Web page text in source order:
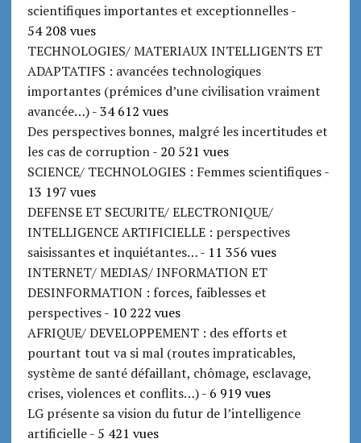
scientifiques importantes et exceptionnelles-
54 208 vues
TECHNOLOGIES/ MATERIAUX INTELLIGENTS ET
ADAPTATIFS : avancées technologiques
importantes (prémices d’une civilisation vraiment
avancée…)- 34 612 vues
Des perspectives bonnes, malgré les incertitudes et
les cas de corruption- 20 521 vues
SCIENCE/ TECHNOLOGIES : Femmes scientifiques-
13 197 vues
DEFENSE ET SECURITE/ ELECTRONIQUE/
INTELLIGENCE ARTIFICIELLE : perspectives
saisissantes et inquiétantes…- 11 356 vues
INTERNET/ MEDIAS/ INFORMATION ET
DESINFORMATION : forces, faiblesses et
perspectives- 10 222 vues
AFRIQUE/ DEVELOPPEMENT : des efforts et
pourtant tout va si mal (routes impraticables,
système de santé défaillant, chômage, esclavage,
crises, violences et conflits…)- 6 919 vues
LG présente sa vision du futur de l’intelligence
artificielle- 5 421 vues